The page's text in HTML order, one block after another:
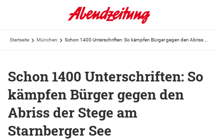
Startseite München
Schon 1400 Unterschriften: So
kämpfen Bürger gegen den
Abriss der Stege am
Starnberger See